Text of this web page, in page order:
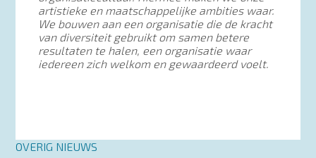
artistieke en maatschappelijke ambities waar.
We bouwen aan een organisatie die de kracht
van diversiteit gebruikt om samen betere
resultaten te halen, een organisatie waar
iedereen zich welkom en gewaardeerd voelt.
OVERIG NIEUWS